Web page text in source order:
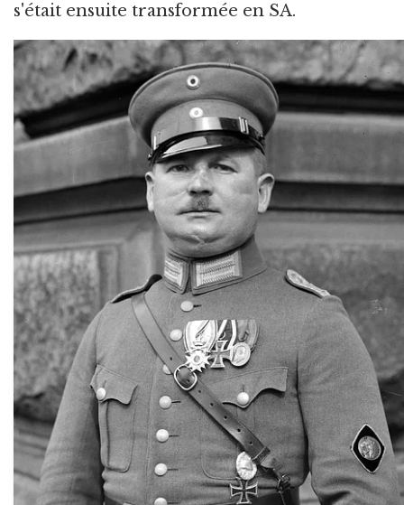
s'était ensuite transformée en SA.